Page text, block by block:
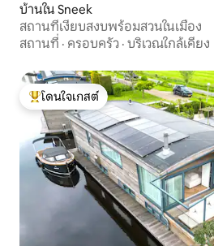
บ้านใน Sneek
สถานที่เงียบสงบพร้อมสวนในเมือง
สถานที่ · ครอบครัว · บริเวณใกล้เคียง
โดนใจเกสต์ที่สุด
โดนใจเกสต์